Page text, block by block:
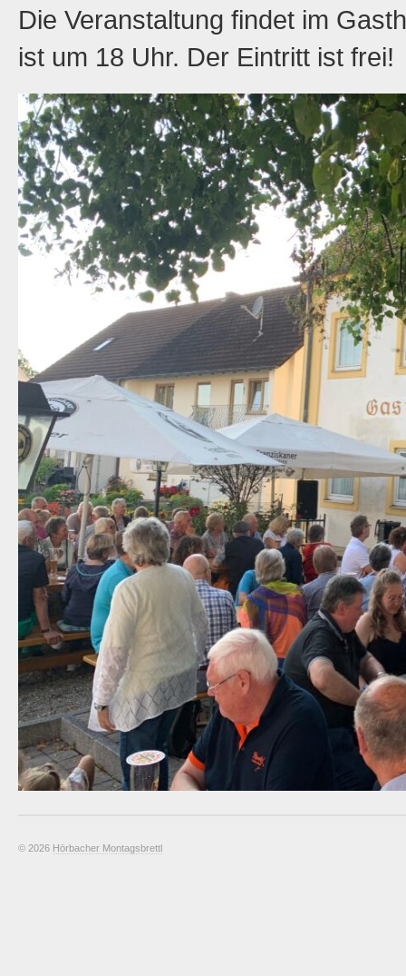
Die Veranstaltung findet im
ist um 18 Uhr. Der Eintritt ist frei!
© 2026 Hörbacher Montagsbrettl